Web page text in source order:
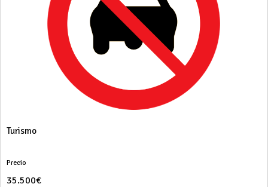
Turismo
Precio
35.500€